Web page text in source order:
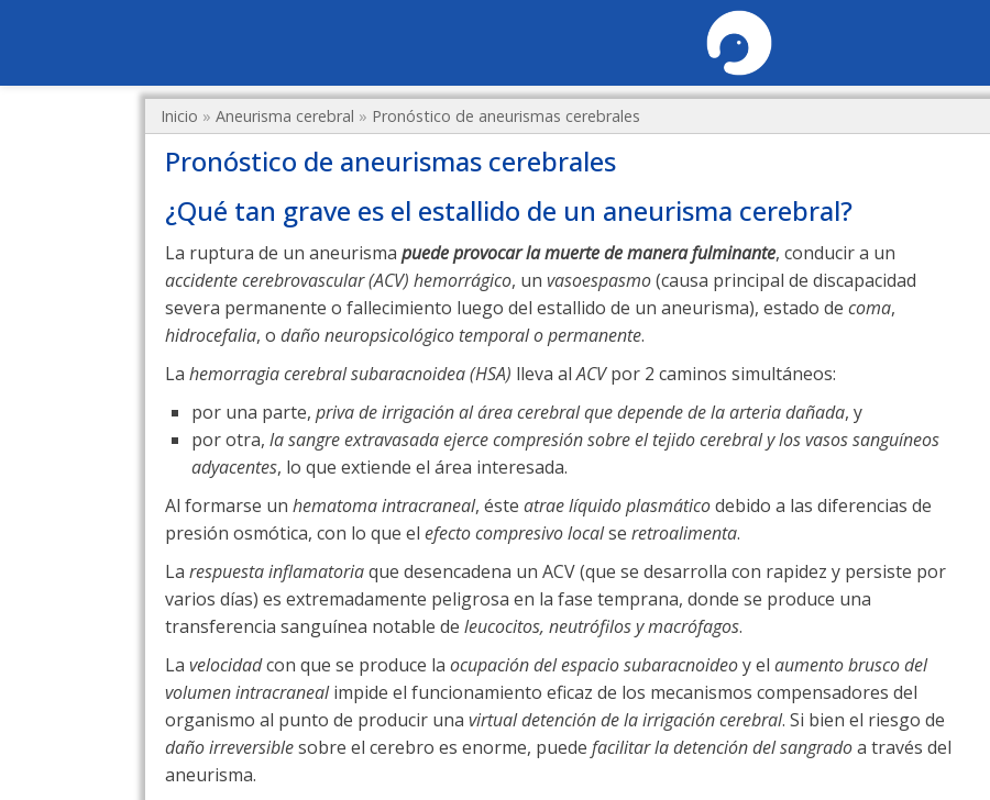
Inicio »Aneurisma cerebral » Pronóstico de aneurismas cerebrales
Pronóstico de aneurismas cerebrales
¿Qué tan grave es el estallido de un aneurisma cerebral?
La ruptura de un aneurisma puede provocar la muerte de manera fulminante, conducir a un
accidente cerebrovascular (ACV) hemorrágico, un vasoespasmo(causa principal de discapacidad
severa permanente o fallecimiento luego del estallido de un aneurisma), estado de coma,
hidrocefalia, o daño neuropsicológico temporal o permanente.
La hemorragia cerebral subaracnoidea (HSA) lleva alACVpor 2 caminos simultáneos:
por una parte, priva de irrigación al área cerebral que depende de la arteria dañada, y
por otra, la sangre extravasada ejerce compresión sobre el tejido cerebral y los vasos sanguíneos
adyacentes, lo que extiende el área interesada.
Al formarse un hematoma intracraneal, éste atrae líquido plasmáticodebido a las diferencias de
presión osmótica, con lo que el efecto compresivo localse retroalimenta.
La respuesta inflamatoriaque desencadena un ACV (que se desarrolla con rapidez y persiste por
varios días) es extremadamente peligrosa en la fase temprana, donde se produce una
transferencia sanguínea notable de leucocitos, neutrófilos y macrófagos.
La velocidadcon que se produce la ocupación del espacio subaracnoideoy el aumento brusco del
volumen intracranealimpide el funcionamiento eficaz de los mecanismos compensadores del
organismo al punto de producir una virtual detención de la irrigación cerebral. Si bien el riesgo de
daño irreversiblesobre el cerebro es enorme, puede facilitar la detención del sangradoa través del
aneurisma.